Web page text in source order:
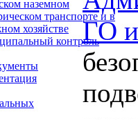
наземном
транспорте и в
хозяйстве
контрольГО